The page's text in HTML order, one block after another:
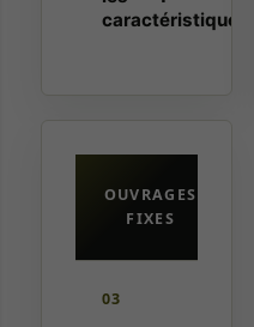
OUVRAGES
FIXES
03